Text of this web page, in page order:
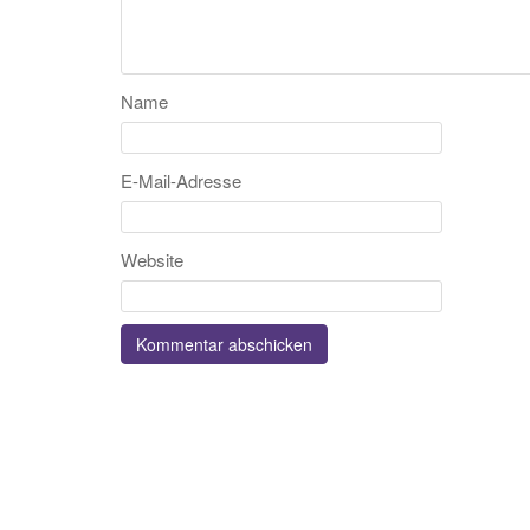
Name
E-Mail-Adresse
Website